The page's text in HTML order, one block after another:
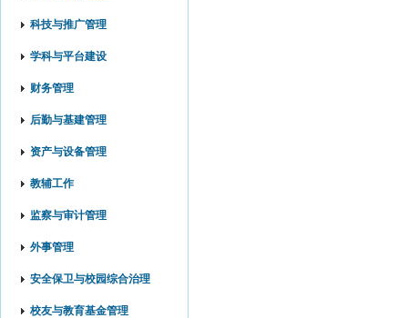
科技与推广管理
学科与平台建设
财务管理
后勤与基建管理
资产与设备管理
教辅工作
监察与审计管理
外事管理
安全保卫与校园综合治理
校友与教育基金管理